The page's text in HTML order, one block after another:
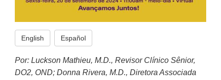
English Español
Por: Luckson Mathieu, M.D., Revisor Clínico Sênior,
DO2, OND; Donna Rivera, M.D., Diretora Associada